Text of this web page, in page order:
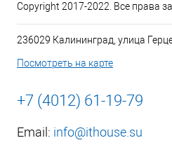
Copyright 2017-2022. Все права
236029 Калининград, улица
Посмотреть на карте
+7 (4012) 61-19-79
Email: info@ithouse.su